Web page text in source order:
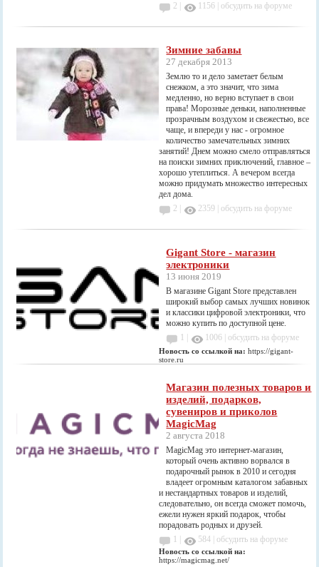
2 |
1156 |обсудить на форуме
Зимние забавы
27 декабря 2013
Землю то и дело заметает белым
снежком, а это значит, что зима
медленно, но верно вступает в свои
права! Морозные деньки, наполненные
прозрачным воздухом и свежестью, все
чаще, и впереди у нас - огромное
количество замечательных зимних
занятий! Днем можно смело отправляться
на поиски зимних приключений, главное –
хорошо утеплиться. А вечером всегда
можно придумать множество интересных
дел дома.
2 |
2359 |обсудить на форуме
Gigant Store - магазин
электроники
13 июня 2019
В магазине Gigant Store представлен
широкий выбор самых лучших новинок
и классики цифровой электроники, что
можно купить по доступной цене.
1 |
1006 |обсудить на форуме
Новость со ссылкой на:https://gigant-
store.ru
Магазин полезных товаров и
изделий, подарков,
сувениров и приколов
MagicMag
2 августа 2018
MagicMag это интернет-магазин,
который очень активно ворвался в
подарочный рынок в 2010 и сегодня
владеет огромным каталогом забавных
и нестандартных товаров и изделий,
следовательно, он всегда сможет помочь,
ежели нужен яркий подарок, чтобы
порадовать родных и друзей.
1 |
584 |обсудить на форуме
Новость со ссылкой на:
https://magicmag.net/